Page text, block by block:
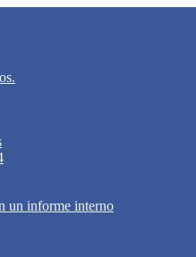
un informe interno